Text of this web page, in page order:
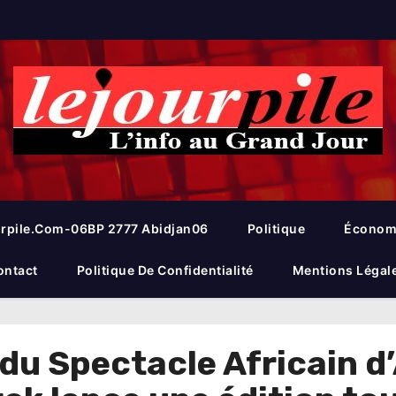
06BP 2777 Abidjan06 Politique
Politique De Confidentialité Mentions
Spectacle Africain